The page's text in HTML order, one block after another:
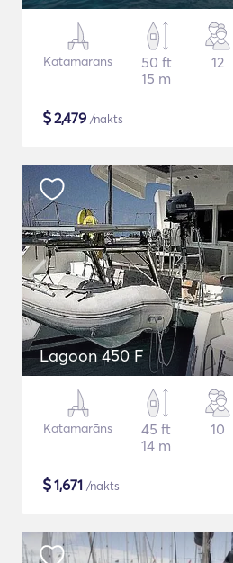
Katamarāns
50 ft
15 m
12
$2,479 /nakts
Lagoon 450 F
Katamarāns
45 ft
14 m
10
$1,671 /nakts